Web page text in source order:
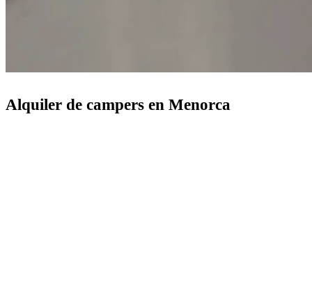
Alquiler de campers en Menorca